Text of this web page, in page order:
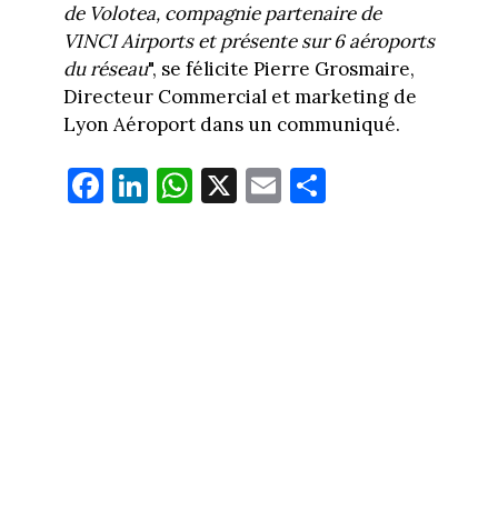
de Volotea, compagnie partenaire de
VINCI Airports et présente sur 6 aéroports
du réseau", se félicite Pierre Grosmaire,
Directeur Commercial et marketing de
Lyon Aéroport dans un communiqué.
Fa
ce
Li
nk
W
ha
X E
m
Pa